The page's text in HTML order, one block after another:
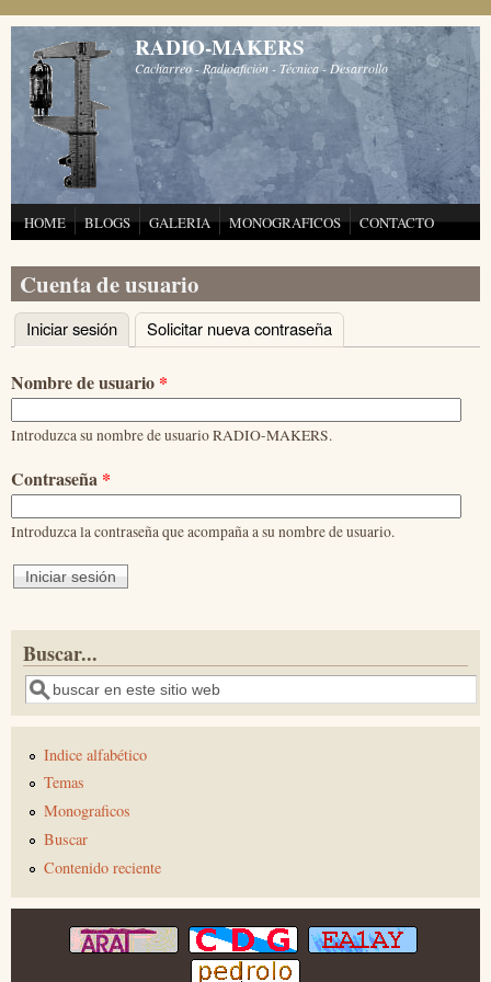
Pasar al contenido principal
RADIO-MAKERS
Cacharreo - Radioafición - Técnica - Desarrollo
HOME BLOGS GALERIA MONOGRAFICOS CONTACTO
Cuenta de usuario
Solapas principales
Iniciar sesión (solapa activa)
Solicitar nueva contraseña
Nombre de usuario *
Introduzca su nombre de usuario RADIO-MAKERS.
Contraseña *
Introduzca la contraseña que acompaña a su nombre de usuario.
Buscar...
Buscar
Indice alfabético
Temas
Monograficos
Buscar
Contenido reciente